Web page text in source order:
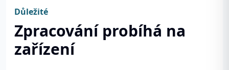
Důležité
Zpracování probíhá na
zařízení